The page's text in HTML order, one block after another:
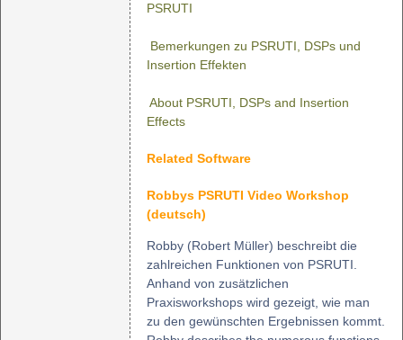
PSRUTI
Bemerkungen zu PSRUTI, DSPs und
Insertion Effekten
About PSRUTI, DSPs and Insertion
Effects
Related Software
Robbys PSRUTI Video Workshop
(deutsch)
Robby (Robert Müller) beschreibt die
zahlreichen Funktionen von PSRUTI.
Anhand von zusätzlichen
Praxisworkshops wird gezeigt, wie man
zu den gewünschten Ergebnissen kommt.